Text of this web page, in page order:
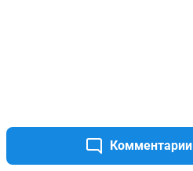
Комментарии